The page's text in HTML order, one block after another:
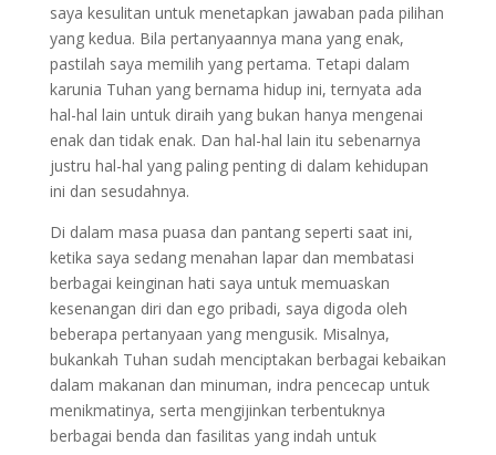
saya kesulitan untuk menetapkan jawaban pada pilihan
yang kedua. Bila pertanyaannya mana yang enak,
pastilah saya memilih yang pertama. Tetapi dalam
karunia Tuhan yang bernama hidup ini, ternyata ada
hal-hal lain untuk diraih yang bukan hanya mengenai
enak dan tidak enak. Dan hal-hal lain itu sebenarnya
justru hal-hal yang paling penting di dalam kehidupan
ini dan sesudahnya.
Di dalam masa puasa dan pantang seperti saat ini,
ketika saya sedang menahan lapar dan membatasi
berbagai keinginan hati saya untuk memuaskan
kesenangan diri dan ego pribadi, saya digoda oleh
beberapa pertanyaan yang mengusik. Misalnya,
bukankah Tuhan sudah menciptakan berbagai kebaikan
dalam makanan dan minuman, indra pencecap untuk
menikmatinya, serta mengijinkan terbentuknya
berbagai benda dan fasilitas yang indah untuk